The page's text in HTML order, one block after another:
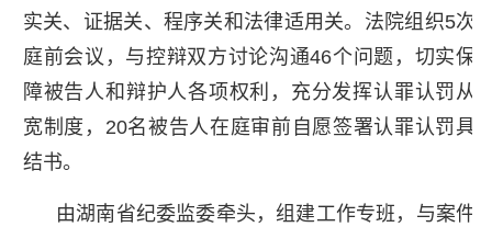
实关、证据关、程序关和法律适用关。法院组织5次
庭前会议，与控辩双方讨论沟通46个问题，切实保
障被告人和辩护人各项权利，充分发挥认罪认罚从
宽制度，20名被告人在庭审前自愿签署认罪认罚具
结书。
由湖南省纪委监委牵头，组建工作专班，与案件